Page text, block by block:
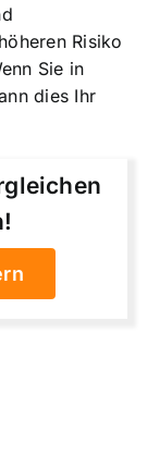
Risiko
Sie in
dies Ihr